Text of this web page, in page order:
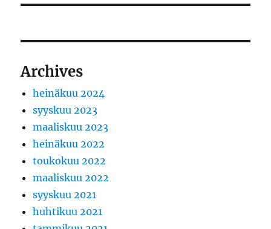
Archives
heinäkuu 2024
syyskuu 2023
maaliskuu 2023
heinäkuu 2022
toukokuu 2022
maaliskuu 2022
syyskuu 2021
huhtikuu 2021